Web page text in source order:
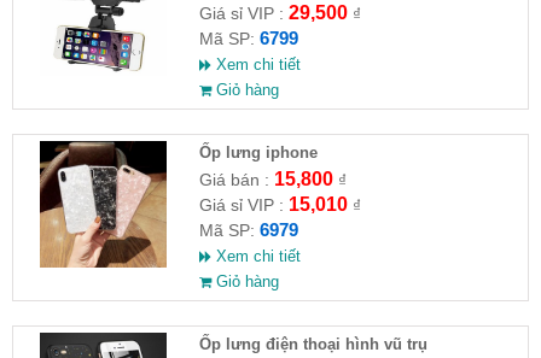
Giá sỉ VIP : 29,500₫
Mã SP: 6799
Xem chi tiết
Giỏ hàng
Ốp lưng iphone
Giá bán : 15,800₫
Giá sỉ VIP : 15,010₫
Mã SP: 6979
Xem chi tiết
Giỏ hàng
Ốp lưng điện thoại hình vũ trụ